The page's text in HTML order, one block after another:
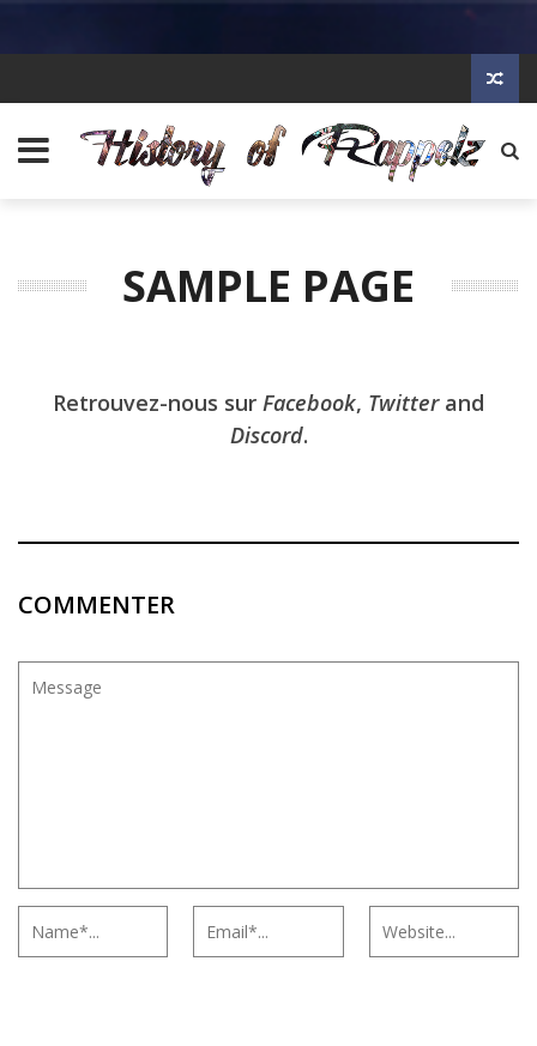
SAMPLE PAGE
Retrouvez-nous sur Facebook, Twitterand
Discord.
COMMENTER